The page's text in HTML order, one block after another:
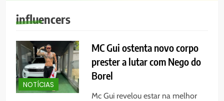
influencers
NOTÍCIAS
MC Gui ostenta novo corpo
prester a lutar com Nego do
Borel
Mc Gui revelou estar na melhor